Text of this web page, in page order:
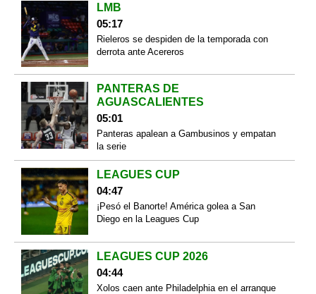
LMB
05:17
Rieleros se despiden de la temporada con
derrota ante Acereros
PANTERAS DE
AGUASCALIENTES
05:01
Panteras apalean a Gambusinos y empatan
la serie
LEAGUES CUP
04:47
¡Pesó el Banorte! América golea a San
Diego en la Leagues Cup
LEAGUES CUP 2026
04:44
Xolos caen ante Philadelphia en el arranque